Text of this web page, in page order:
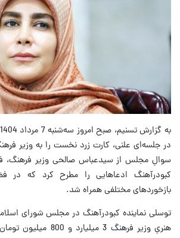
در جلسه‌ای علنی، کارت زرد نخست را به وزیر
سوالِ مجلس از سیدعباس صالحی وزیر فرهنگ،
کبودرآهنگ ادعاهایی را مطرح کرد که در
بازخوردهای مختلفی همراه شد.
توسلی نماینده کبودرآهنگ در مجلس شورای
هنریِ وزیر فرهنگ 3